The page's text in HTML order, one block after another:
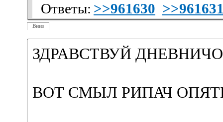
Ответы: >>961630
Вниз
ЗДРАВСТВУЙ
ВОТ СМЫЛ РИПАЧ